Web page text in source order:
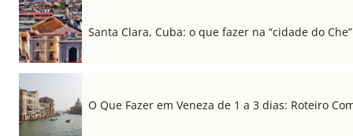
Santa Clara, Cuba: o que fazer na “cidade do Che”
O Que Fazer em Veneza de 1 a 3 dias: Roteiro